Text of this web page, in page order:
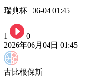
瑞典杯 | 06-04 01:45
1
0
2026年06月04日 01:45
古比根保斯